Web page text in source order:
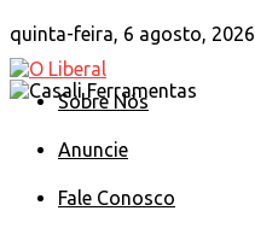
quinta-feira, 6 agosto, 2026
Sobre Nós
Anuncie
Fale Conosco